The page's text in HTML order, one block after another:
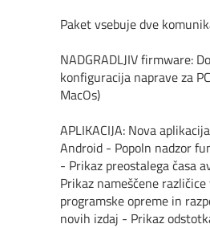
Paket vsebuje dve
NADGRADLJIV firmware:
konfiguracija naprave za
MacOs)
APLIKACIJA: Nova
Android - Popoln nadzor
- Prikaz preostalega časa
Prikaz nameščene
programske opreme in
novih izdaj - Prikaz